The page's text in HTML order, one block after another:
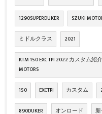
1290SUPERDUKER SZUKI
ミドルクラス 2021
KTM 150 EXC TPI 2022 カスタム
MOTORS
150 EXCTPI カスタム
890DUKER オンロード